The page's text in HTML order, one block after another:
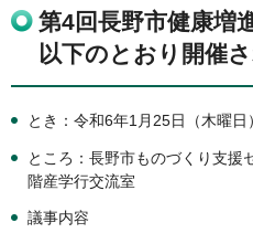
第4回長野市健康増
以下のとおり開催
とき：令和6年1月25日（木曜
ところ：長野市ものづくり支援
階産学行交流室
議事内容